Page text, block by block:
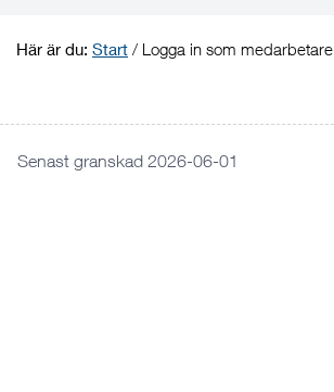
Här är du: Start / Logga in som medarbetare
Senast granskad 2026-06-01